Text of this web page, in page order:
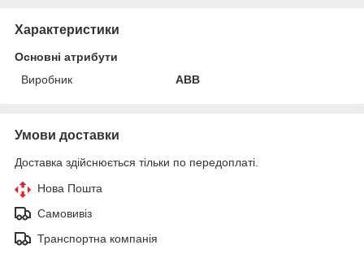
Характеристики
Основні атрибути
Виробник
ABB
Умови доставки
Доставка здійснюється тільки по передоплаті.
Нова Пошта
Самовивіз
Транспортна компанія